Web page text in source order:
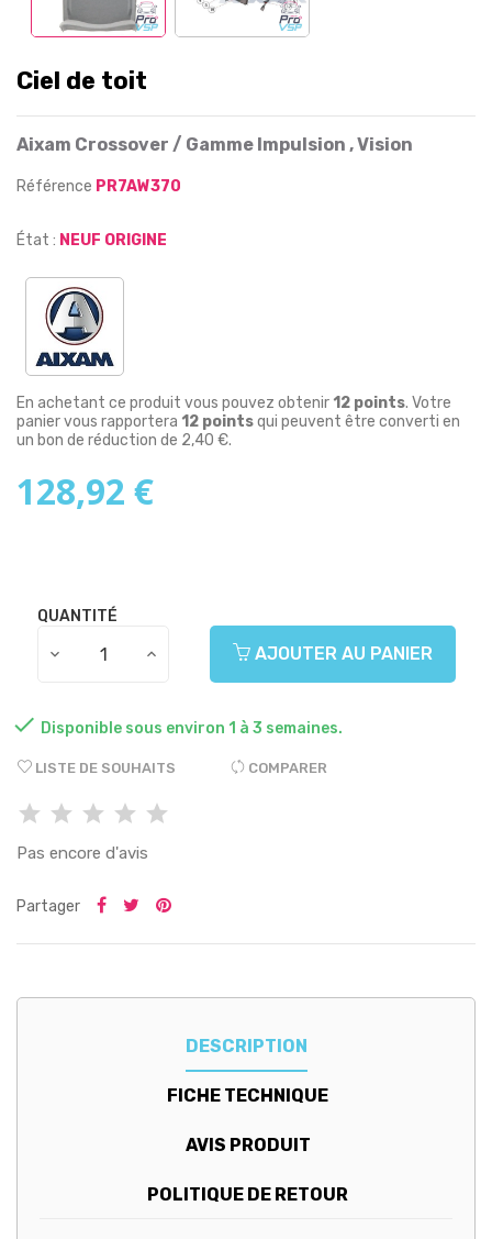
Ciel de toit
Aixam Crossover / Gamme Impulsion , Vision
Référence PR7AW370
État : NEUF ORIGINE
En achetant ce produit vous pouvez obtenir 12 points. Votre
panier vous rapportera 12 pointsqui peuvent être converti en
un bon de réduction de 2,40 €.
128,92 €
QUANTITÉ
AJOUTER AU PANIER
 Disponible sous environ 1 à 3 semaines.
LISTE DE SOUHAITS COMPARER
Pas encore d'avis
Partager
DESCRIPTION
FICHE TECHNIQUE
AVIS PRODUIT
POLITIQUE DE RETOUR